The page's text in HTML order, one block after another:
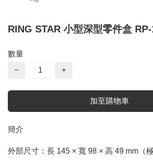
RING STAR 小型深型零件盒
數量
−
+
加至購物車
簡介
外部尺寸：長 145 × 寬 98 × 高 49 mm（